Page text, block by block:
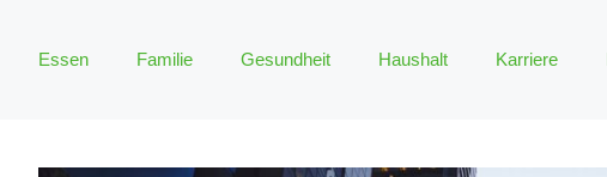
Essen Familie Gesundheit Haushalt Karriere